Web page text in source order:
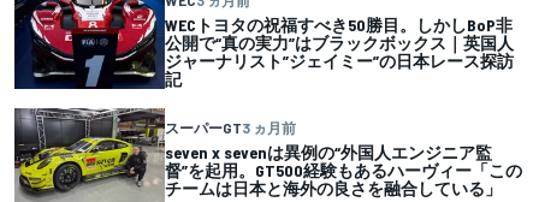
WECトヨタの祝福すべき50勝目。しかしBoP非
公開で“真の実力”はブラックボックス｜英国人
ジャーナリスト”ジェイミー”の日本レース探訪
記
スーパーGT3 ヵ月前
seven x sevenは異例の“外国人エンジニア監
督”を起用。GT500経験もあるハーヴィー「この
チームは日本と海外の良さを融合している」